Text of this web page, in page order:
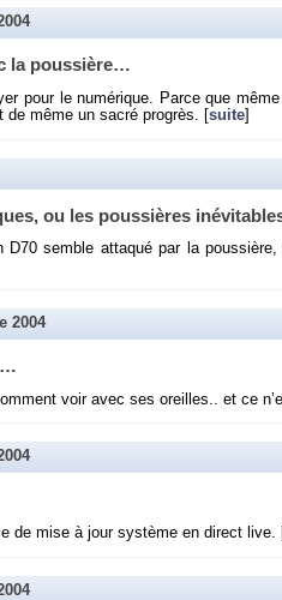
la pous­sière…
pour le nu­mé­rique. Parce que
de même un sacré pro­grès. [ suite
ou les pous­sières
D70 semble at­ta­qué par la
2004
voir avec ses oreilles.. et ce
de mise à jour sys­tème en di­rect live. [